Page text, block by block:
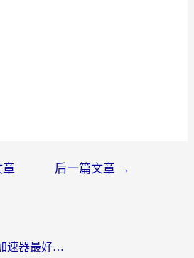
章 后一篇文章 →
在欧洲玩晶核用什么加速器最好呢？一个老玩家的真心话